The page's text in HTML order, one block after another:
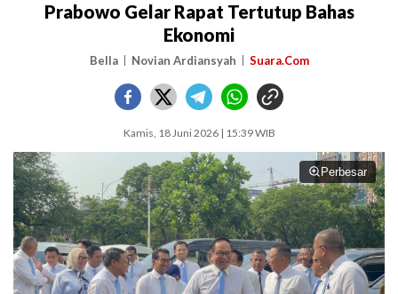
Prabowo Gelar Rapat Tertutup Bahas
Ekonomi
Bella Novian Ardiansyah Suara.Com
Kamis, 18 Juni 2026 | 15:39 WIB
Perbesar